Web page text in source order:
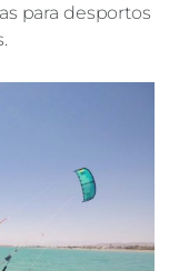
para desportos